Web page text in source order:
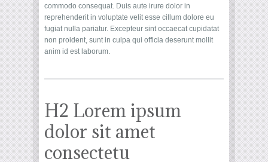
commodo consequat. Duis aute irure dolor in
reprehenderit in voluptate velit esse cillum dolore eu
fugiat nulla pariatur. Excepteur sint occaecat cupidatat
non proident, sunt in culpa qui officia deserunt mollit
anim id est laborum.
H2 Lorem ipsum
dolor sit amet
consectetu